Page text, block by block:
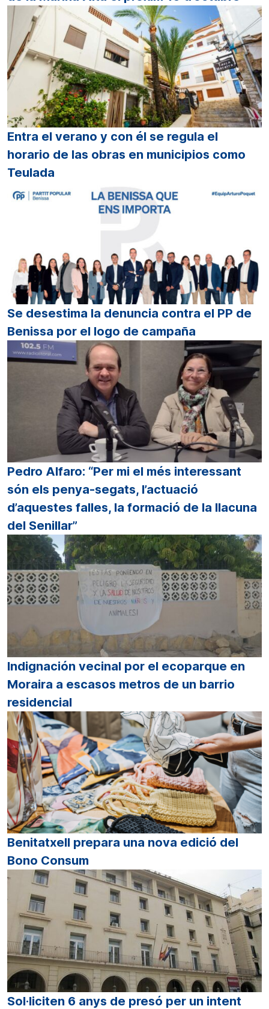
Entra el verano y con él se regula el
horario de las obras en municipios como
Teulada
Se desestima la denuncia contra el PP de
Benissa por el logo de campaña
Pedro Alfaro: “Per mi el més interessant
són els penya-segats, l’actuació
d’aquestes falles, la formació de la llacuna
del Senillar”
Indignación vecinal por el ecoparque en
Moraira a escasos metros de un barrio
residencial
Benitatxell prepara una nova edició del
Bono Consum
Sol·liciten 6 anys de presó per un intent